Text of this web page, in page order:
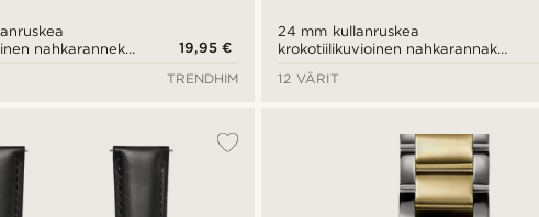
nahkaranneke
19,95 €
TRENDHIM
24 mm kullanruskea
krokotiilikuvioinen nahkarannake
pikalukitus
12 VÄRIT